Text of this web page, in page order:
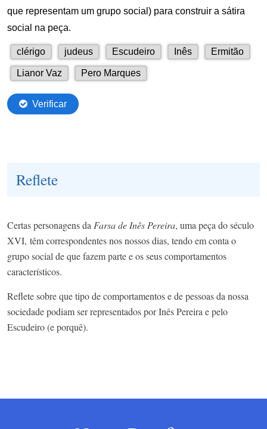
Reflete
Certas personagens da Farsa de Inês Pereira, uma peça do século
XVI, têm correspondentes nos nossos dias, tendo em conta o
grupo social de que fazem parte e os seus comportamentos
característicos.
Reflete sobre que tipo de comportamentos e de pessoas da nossa
sociedade podiam ser representados por Inês Pereira e pelo
Escudeiro (e porquê).